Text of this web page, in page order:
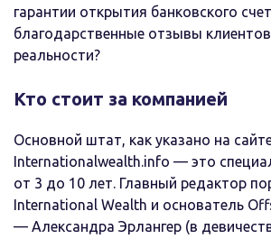
гарантии открытия банковского
благодарственные отзывы
реальности?
Кто стоит за компанией
Основной штат, как указано на
Internationalwealth.info — это
от 3 до 10 лет. Главный редактор
International Wealth и основатель
— Александра Эрлангер (в